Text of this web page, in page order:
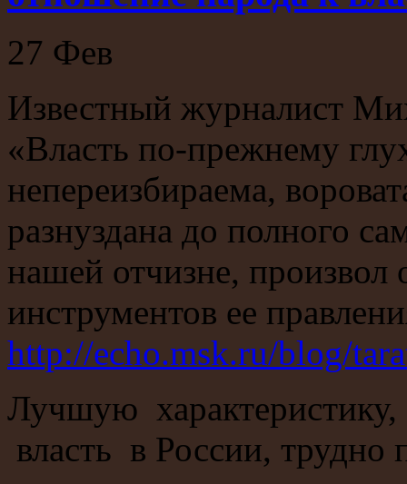
27 Фев
Известный журналист
«Власть по-прежнему
непереизбираема,
разнуздана до полного
нашей отчизне, произвол
инструментов ее
http://echo.msk.ru/blog/
Лучшую
власть в России, трудно